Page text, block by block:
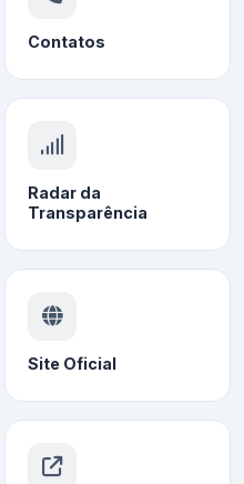
Contatos
Radar da
Transparência
Site Oficial